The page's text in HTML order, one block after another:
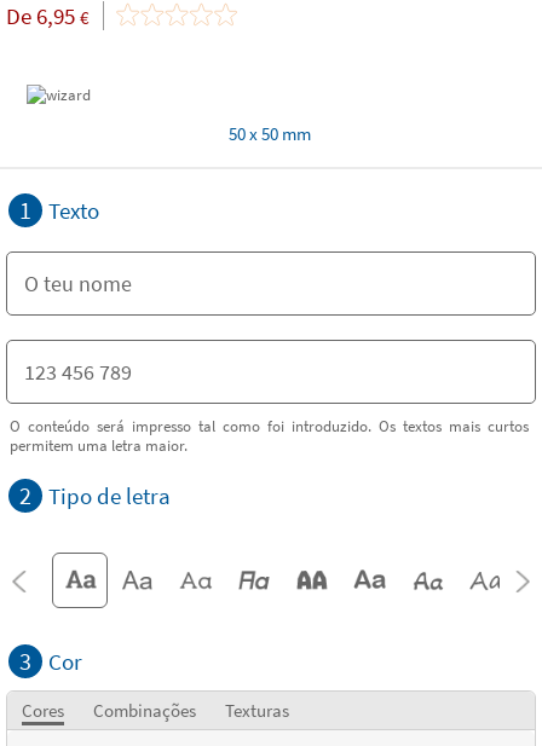
De 6,95 €
50 x 50 mm
1 Texto
O conteúdo será impresso tal como foi introduzido. Os textos mais curtos
permitem uma letra maior.
2 Tipo de letra
3 Cor
Cores Combinações
Texturas